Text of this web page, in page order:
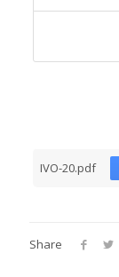
IVO-20.pdf
Share